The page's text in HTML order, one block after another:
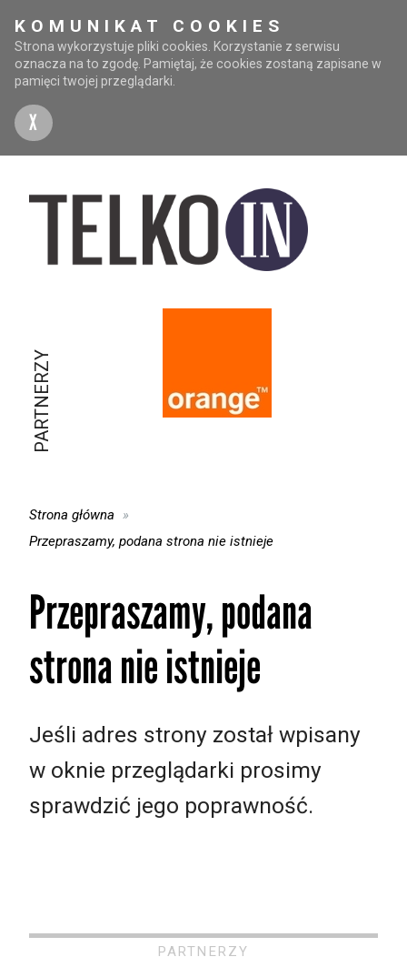
KOMUNIKAT COOKIES
Strona wykorzystuje pliki cookies. Korzystanie z serwisu
oznacza na to zgodę. Pamiętaj, że cookies zostaną zapisane w
pamięci twojej przeglądarki.
X
PARTNERZY
Strona główna
Przepraszamy, podana strona nie istnieje
Przepraszamy, podana
strona nie istnieje
Jeśli adres strony został wpisany
w oknie przeglądarki prosimy
sprawdzić jego poprawność.
PARTNERZY